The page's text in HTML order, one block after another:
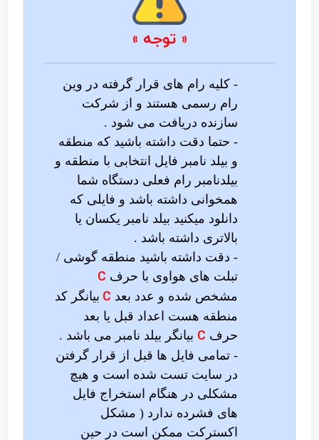
« توجه »
- کلیه رام های قرار گرفته در وین
رام رسمی هستند و از شرکت
سازنده دریافت می شود .
- حتما دقت داشته باشید که منطقه
و بیلد نامبر فایل انتخابی با منطقه و
بیلدنامبر رام فعلی دستگاه شما
همخوانی داشته باشد و فایلی که
دانلود میکنید بیلد نامبر یکسان یا
بالاتری داشته باشد .
- دقت داشته باشید منطقه گوشی /
تبلت های هواوی با حرف C
مشخص شده و عدد بعد C بیانگر کد
منطقه هست اعداد قبل یا بعد
حرف C بیانگر بیلد نامبر می باشد .
- تمامی فایل ها قبل از قرار گرفتن
در سایت تست شده است و هیچ
مشکلی در هنگام استخراج فایل
های فشرده ندارد ( مشکل
اکسترکت ممکن است در حین